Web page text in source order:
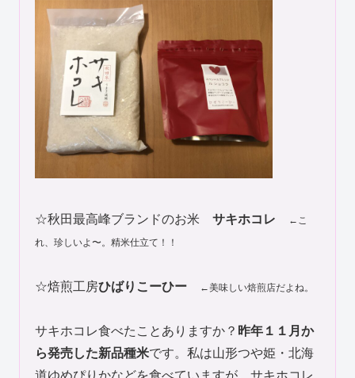
☆秋田最高峰ブランドのお米サキホコレ
←こ
れ、珍しいよ〜。精米仕立て！！
☆焙煎工房ひばりこーひー ←美味しい焙煎店だよね。
サキホコレ食べたことありますか？ 昨年１１月か
ら発売した新品種米です。私は山形つや姫・北海